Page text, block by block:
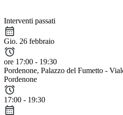
Interventi passati
Gio. 26 febbraio
ore 17:00 - 19:30
Pordenone, Palazzo del Fumetto -
Pordenone
17:00 - 19:30